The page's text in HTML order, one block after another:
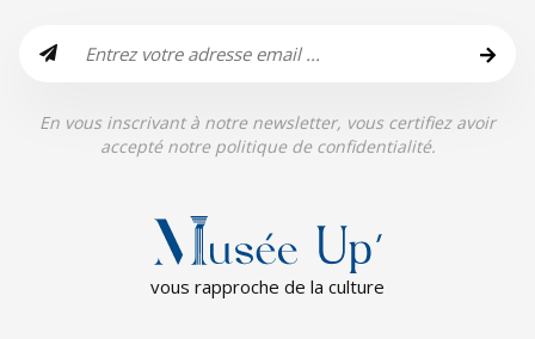
En vous inscrivant à notre newsletter, vous certifiez avoir
accepté notre politique de confidentialité.
vous rapproche de la culture